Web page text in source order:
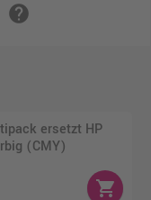
help
ersetzt HP
(CMY)
shopping_cart